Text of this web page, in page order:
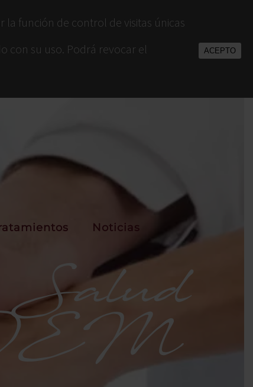
Noticias
Salud
la función de control de visitas únicas
con su uso. Podrá revocar el
ACEPTO